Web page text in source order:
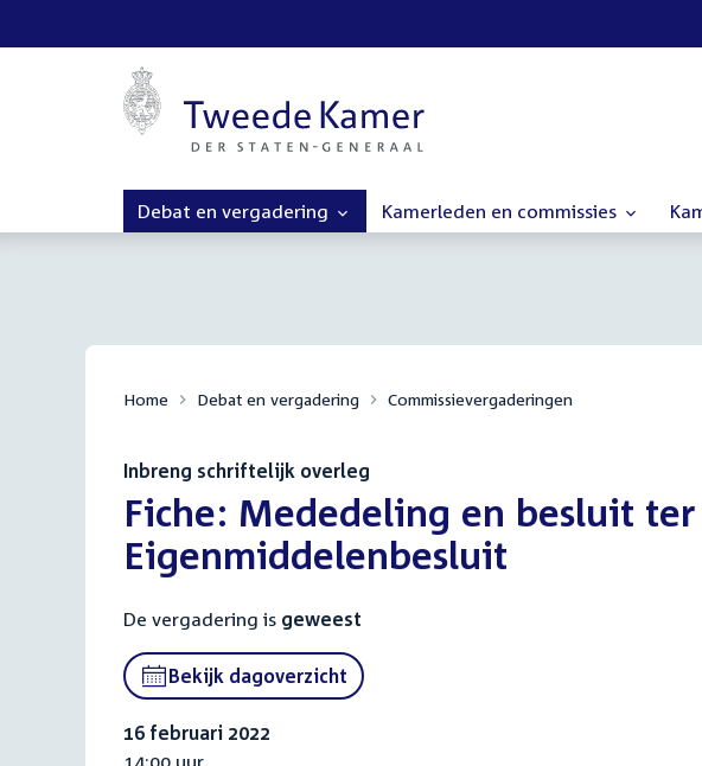
Debat en vergadering Kamerleden en commissies
Home Debat en vergadering Commissievergaderingen
Inbreng schriftelijk overleg
:Fiche: Mededeling en besluit
Eigenmiddelenbesluit
De vergadering is geweest
Bekijk dagoverzicht
16 februari 2022
14:00 uur